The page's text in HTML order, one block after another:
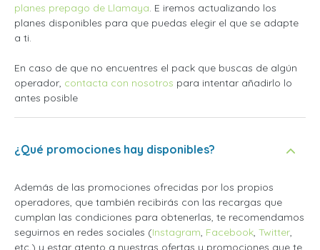
planes prepago de Llamaya. E iremos actualizando los
planes disponibles para que puedas elegir el que se adapte
a ti.
En caso de que no encuentres el pack que buscas de algún
operador, contacta con nosotros para intentar añadirlo lo
antes posible
¿Qué promociones hay disponibles?
Además de las promociones ofrecidas por los propios
operadores, que también recibirás con las recargas que
cumplan las condiciones para obtenerlas, te recomendamos
seguirnos en redes sociales (Instagram, Facebook, Twitter,
etc.) y estar atento a nuestras ofertas y promociones que te